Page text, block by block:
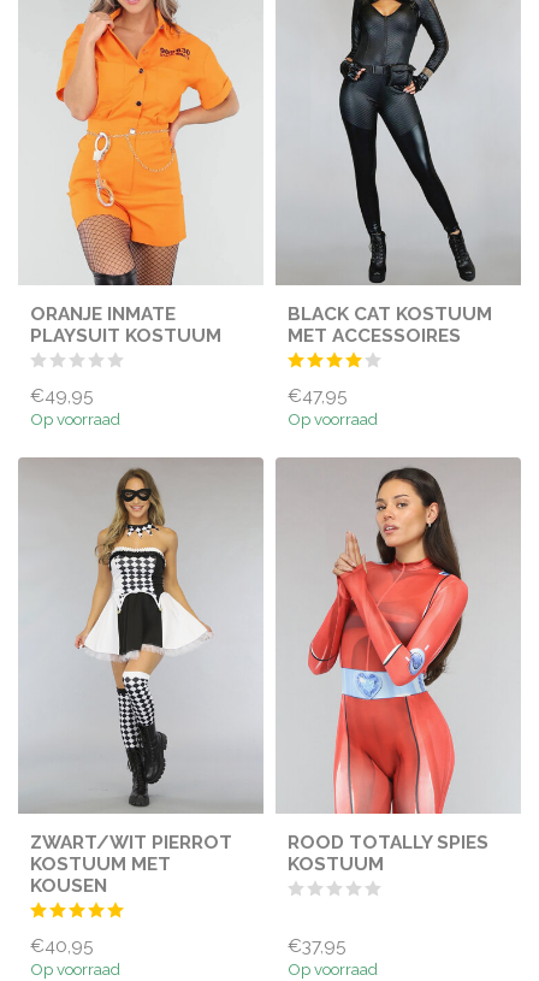
ORANJE INMATE
PLAYSUIT KOSTUUM
€49,95
Op voorraad
BLACK CAT KOSTUUM
MET ACCESSOIRES
€47,95
Op voorraad
ZWART/WIT PIERROT
KOSTUUM MET
KOUSEN
€40,95
Op voorraad
ROOD TOTALLY SPIES
KOSTUUM
€37,95
Op voorraad